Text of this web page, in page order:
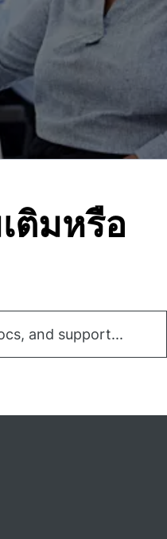
ติมหรือ
and support...